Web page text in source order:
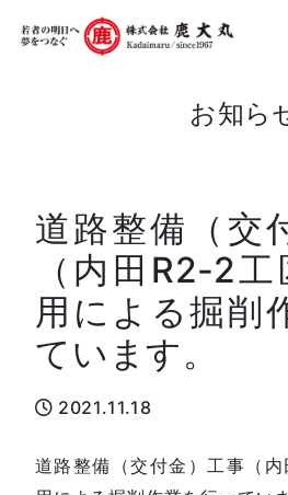
お知ら
道路整備（交
（内田R2-2
用による掘削
ています。
2021.11.18
道路整備（交付金）工事（